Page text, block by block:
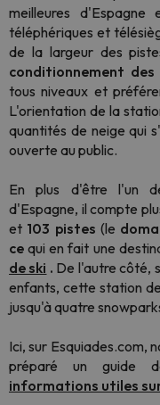
meilleures
téléphériques et
de la largeur des
conditionnement des
tous niveaux et
L'orientation de la
quantités de neige qui
ouverte au public.
En plus d'être l'un
d'Espagne, il compte
et 103 pistes (le
ce qui en fait une
de ski . De l'autre côté,
enfants, cette station
jusqu'à quatre
Ici, sur Esquiades.com,
préparé un guide
informations utiles